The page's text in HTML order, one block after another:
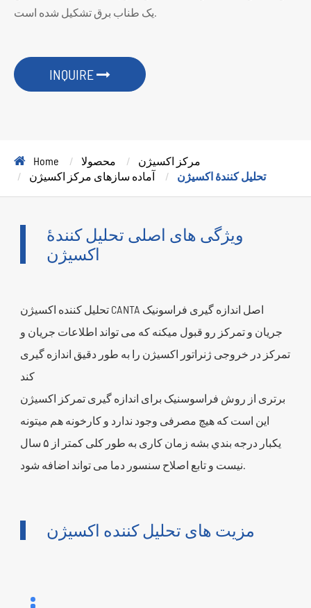
یک طناب برق تشکیل شده است.
INQUIRE
Home محصولا
مرکز اکسیژن
آماده سازهای مرکز اکسیژن
تحلیل کنندۀ اکسیژن
ویژگی های اصلی تحلیل کنندۀ
اکسیژن
تحلیل کننده اکسیژن CANTA اصل اندازه گیری فراسونیک
جریان و تمرکز رو قبول میکنه که می تواند اطلاعات جریان و
تمرکز در خروجی ژنراتور اکسیژن را به طور دقیق اندازه گیری
کند
برتری از روش فراسوسنیک برای اندازه گیری تمرکز اکسیژن
این است که هیچ مصرفی وجود ندارد و کارخونه هم ميتونه
يکبار درجه بندي بشه زمان کاری به طور کلی کمتر از ۵ سال
نیست و تابع اصلاح سنسور دما می تواند اضافه شود.
مزیت های تحلیل کننده اکسیژن